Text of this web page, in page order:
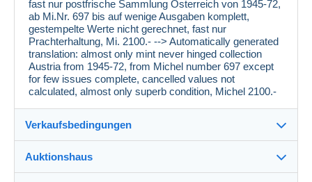
fast nur postfrische Sammlung Österreich von 1945-72,
ab Mi.Nr. 697 bis auf wenige Ausgaben komplett,
gestempelte Werte nicht gerechnet, fast nur
Prachterhaltung, Mi. 2100.- --> Automatically generated
translation: almost only mint never hinged collection
Austria from 1945-72, from Michel number 697 except
for few issues complete, cancelled values not
calculated, almost only superb condition, Michel 2100.-
Verkaufsbedingungen
Auktionshaus